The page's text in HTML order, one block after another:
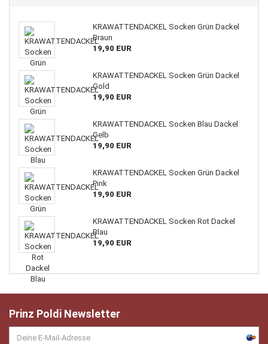
KRAWATTENDACKEL Socken Grün Dackel
Braun
19,90 EUR
KRAWATTENDACKEL Socken Grün Dackel
Gold
19,90 EUR
KRAWATTENDACKEL Socken Blau Dackel
Gelb
19,90 EUR
KRAWATTENDACKEL Socken Grün Dackel
Pink
19,90 EUR
KRAWATTENDACKEL Socken Rot Dackel
Blau
19,90 EUR
Prinz Poldi Newsletter